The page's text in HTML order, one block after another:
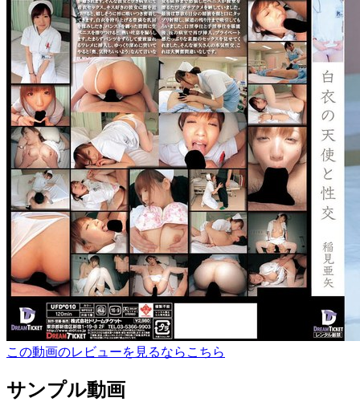
この動画のレビューを見るならこちら
サンプル動画